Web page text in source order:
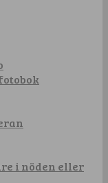
i nöden eller